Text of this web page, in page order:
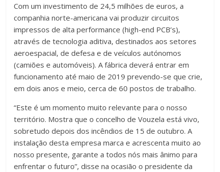
Com um investimento de 24,5 milhões de euros, a
companhia norte-americana vai produzir circuitos
impressos de alta performance (high-end PCB’s),
através de tecnologia aditiva, destinados aos setores
aeroespacial, de defesa e de veículos autónomos
(camiões e automóveis). A fábrica deverá entrar em
funcionamento até maio de 2019 prevendo-se que crie,
em dois anos e meio, cerca de 60 postos de trabalho.
“Este é um momento muito relevante para o nosso
território. Mostra que o concelho de Vouzela está vivo,
sobretudo depois dos incêndios de 15 de outubro. A
instalação desta empresa marca e acrescenta muito ao
nosso presente, garante a todos nós mais ânimo para
enfrentar o futuro”, disse na ocasião o presidente da